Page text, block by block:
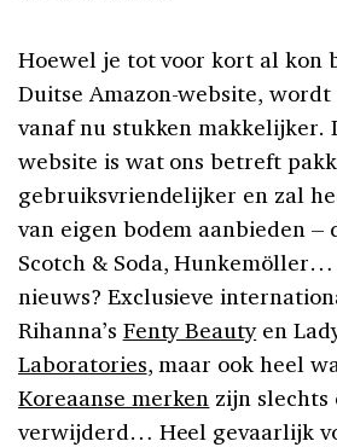
Hoewel je tot voor kort al kon
Duitse Amazon-website,
vanaf nu stukken makkelijker.
website is wat ons betreft
gebruiksvriendelijker en zal
van eigen bodem aanbieden –
Scotch & Soda,
nieuws? Exclusieve
Rihanna’s Fenty Beautyen
Laboratories, maar ook heel
Koreaanse merken zijn slechts
verwijderd… Heel gevaarlijk